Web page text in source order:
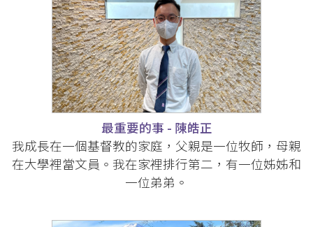
最重要的事 - 陳皓正
我成長在一個基督教的家庭，父親是一位牧師，母親
在大學裡當文員。我在家裡排行第二，有一位姊姊和
一位弟弟。